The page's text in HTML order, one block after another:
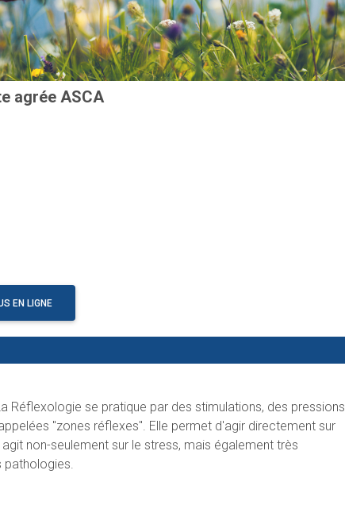
agrée ASCA
EN LIGNE
Réflexologie se pratique par des stimulations, des pressions
"zones réflexes". Elle permet d'agir directement sur
non-seulement sur le stress, mais également très